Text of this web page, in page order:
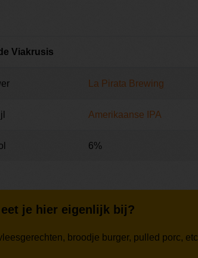
Viakrusis
La Pirata Brewing
Amerikaanse IPA
6%
eet je hier eigenlijk bij?
broodje burger, pulled porc, etc